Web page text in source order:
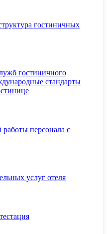
гостиничных
гостиничного
стандарты
персонала с
услуг отеля